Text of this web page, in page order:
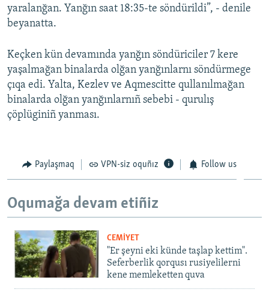
Русский
QOŞULIÑIZ!
yaralanğan. Yanğın saat 18:35-te söndürildi”, - denile
beyanatta.
Keçken kün devamında yanğın söndüriciler 7 kere
yaşalmağan binalarda olğan yanğınlarnı söndürmege
çıqa edi. Yalta, Kezlev ve Aqmescitte qullanılmağan
binalarda olğan yanğınlarnıñ sebebi - qurulış
çöplüginiñ yanması.
Paylaşmaq VPN-siz oquñız Follow us
Oqumağa devam etiñiz
CEMİYET
"Er şeyni eki künde taşlap kettim".
Seferberlik qorqusı rusiyelilerni
kene memleketten quva